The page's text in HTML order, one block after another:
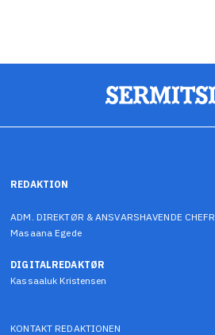
REDAKTION
ADM. DIREKTØR & ANSVARSHAVENDE
Masaana Egede
DIGITALREDAKTØR
Kassaaluk Kristensen
KONTAKT REDAKTIONEN